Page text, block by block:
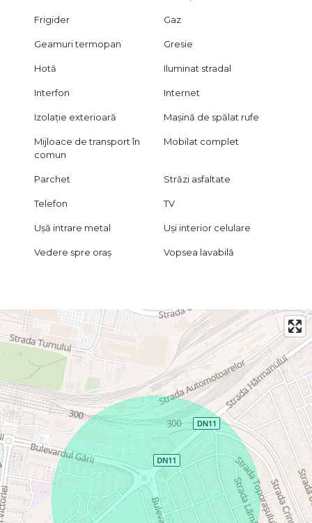
protejată și nu poate fi preluată fără acordul scris al Ramia
Imobiliare Invest.
Frigider Gaz
Geamuri termopan Gresie
Hotă Iluminat stradal
Interfon Internet
Izolație exterioară Mașină de spălat rufe
Mijloace de transport în
comun
Mobilat complet
Parchet Străzi asfaltate
Telefon TV
Ușă intrare metal Uși interior celulare
Vedere spre oraș Vopsea lavabilă